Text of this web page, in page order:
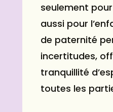
seulement
aussi pour
de paternité
incertitudes,
tranquillité
toutes les